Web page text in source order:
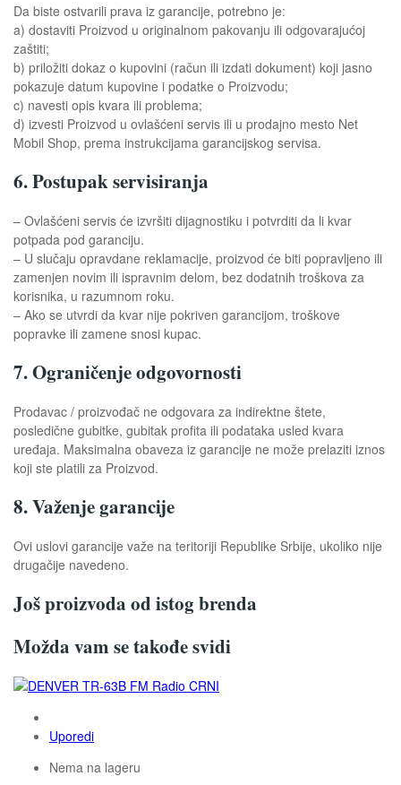
Da biste ostvarili prava iz garancije, potrebno je:
a) dostaviti Proizvod u originalnom pakovanju ili odgovarajućoj
zaštiti;
b) priložiti dokaz o kupovini (račun ili izdati dokument) koji jasno
pokazuje datum kupovine i podatke o Proizvodu;
c) navesti opis kvara ili problema;
d) izvesti Proizvod u ovlašćeni servis ili u prodajno mesto Net
Mobil Shop, prema instrukcijama garancijskog servisa.
6. Postupak servisiranja
– Ovlašćeni servis će izvršiti dijagnostiku i potvrditi da li kvar
potpada pod garanciju.
– U slučaju opravdane reklamacije, proizvod će biti popravljeno ili
zamenjen novim ili ispravnim delom, bez dodatnih troškova za
korisnika, u razumnom roku.
– Ako se utvrdi da kvar nije pokriven garancijom, troškove
popravke ili zamene snosi kupac.
7. Ograničenje odgovornosti
Prodavac / proizvođač ne odgovara za indirektne štete,
posledične gubitke, gubitak profita ili podataka usled kvara
uređaja. Maksimalna obaveza iz garancije ne može prelaziti iznos
koji ste platili za Proizvod.
8. Važenje garancije
Ovi uslovi garancije važe na teritoriji Republike Srbije, ukoliko nije
drugačije navedeno.
Još proizvoda od istog brenda
Možda vam se takođe svidi
Uporedi
Nema na lageru